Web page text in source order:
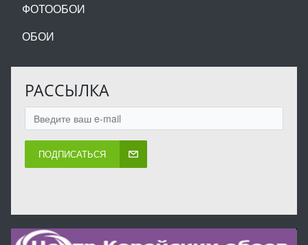
ФОТООБОИ
ОБОИ
РАССЫЛКА
ПОДПИСАТЬСЯ